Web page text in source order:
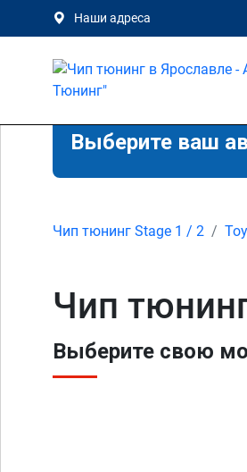
Наши адреса
Выберите ваш
Чип тюнинг Stage 1 / 2
Чип
Выберите свою